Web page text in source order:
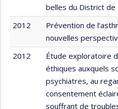
belles du District de
2012
Prévention de
nouvelles
2012
Étude exploratoire
éthiques auxquels
psychiatres, au
consentement
souffrant de